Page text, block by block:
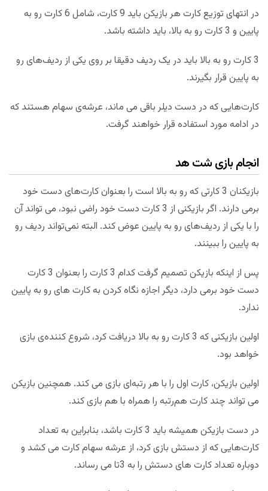
در انتهای توزیع کارت هر بازیکن باید 9 کارت، شامل 6 کارت رو به
پایین و 3 کارت رو به بالا، باید داشته باشد.
3 کارت رو به بالا باید در یک ردیف دقیقا بر روی یکی از ردیف‌های رو
به پایین قرار بگیرند.
کارت‌هایی که در دست دیلر باقی می ماند، عرشه‌ی سهام هستند که
در ادامه مورد استفاده قرار خواهند گرفت.
انجام بازی شت هد
بازیکنان 3 کارتی که رو به بالا است را بعنوان کارت‌های دست خود
برمی دارند. اگر بازیکنی از 3 کارت دست خود راضی نبود، می تواند آن
را با یکی از ردیف‌های رو به پایین عوض کند. البته نمی‌تواند ردیف رو
به پایین را ببینند.
پس از اینکه بازیکن تصمیم گرفت کدام 3 کارت را بعنوان 3 کارت
دست خود برمی دارد، دیگر اجازه نگاه کردن به کارت های رو به پایین
ندارد.
اولین بازیکنی که 3 کارت رو به بالا دریافت کرد، شروع کننده‌ی بازی
خواهد بود.
اولین بازیکن، کارت اول را با هر رتبه‌ای بازی می کند. همچنین بازیکن
می تواند چند کارت هم‌رتبه را همراه با هم بازی کند.
در دست بازیکن همیشه باید 3 کارت باشد، بنابراین به تعداد
کارت‌هایی که از دستش بازی کرد، از عرشه سهام کارت می کشد و
دوباره تعداد کارت های دستش را به 3تا می رساند.